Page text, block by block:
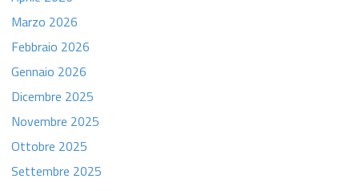
Marzo 2026
Febbraio 2026
Gennaio 2026
Dicembre 2025
Novembre 2025
Ottobre 2025
Settembre 2025